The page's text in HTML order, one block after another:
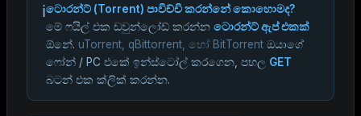
ℹ️ටොරන්ට් (Torrent) පාවිච්චි කරන්නේ කොහොමද?
මේ ෆයිල් එක ඩවුන්ලෝඩ් කරන්න ටොරන්ට් ඇප් එකක්
ඕනේ. uTorrent, qBittorrent, හෝ BitTorrentඔයාගේ
ෆෝන් / PC එකේ ඉන්ස්ටෝල් කරගෙන, පහල GET
බටන් එක ක්ලික් කරන්න.